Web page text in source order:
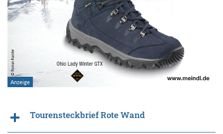
Tourensteckbrief Rote Wand